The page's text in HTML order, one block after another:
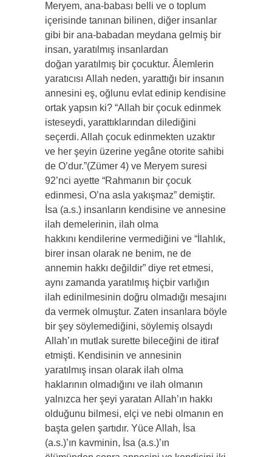
Meryem, ana-babası belli ve o toplum
içerisinde tanınan bilinen, diğer insanlar
gibi bir ana-babadan meydana gelmiş bir
insan, yaratılmış insanlardan
doğan yaratılmış bir çocuktur. Âlemlerin
yaratıcısı Allah neden, yarattığı bir insanın
annesini eş, oğlunu evlat edinip kendisine
ortak yapsın ki? “Allah bir çocuk edinmek
isteseydi, yarattıklarından dilediğini
seçerdi. Allah çocuk edinmekten uzaktır
ve her şeyin üzerine yegâne otorite sahibi
de O’dur.”(Zümer 4) ve Meryem suresi
92’nci ayette “Rahmanın bir çocuk
edinmesi, O’na asla yakışmaz” demiştir.
İsa (a.s.) insanların kendisine ve annesine
ilah demelerinin, ilah olma
hakkını kendilerine vermediğini ve “İlahlık,
birer insan olarak ne benim, ne de
annemin hakkı değildir” diye ret etmesi,
aynı zamanda yaratılmış hiçbir varlığın
ilah edinilmesinin doğru olmadığı mesajını
da vermek olmuştur. Zaten insanlara böyle
bir şey söylemediğini, söylemiş olsaydı
Allah’ın mutlak surette bileceğini de itiraf
etmişti. Kendisinin ve annesinin
yaratılmış insan olarak ilah olma
haklarının olmadığını ve ilah olmanın
yalnızca her şeyi yaratan Allah’ın hakkı
olduğunu bilmesi, elçi ve nebi olmanın en
başta gelen şartıdır. Yüce Allah, İsa
(a.s.)’ın kavminin, İsa (a.s.)’ın